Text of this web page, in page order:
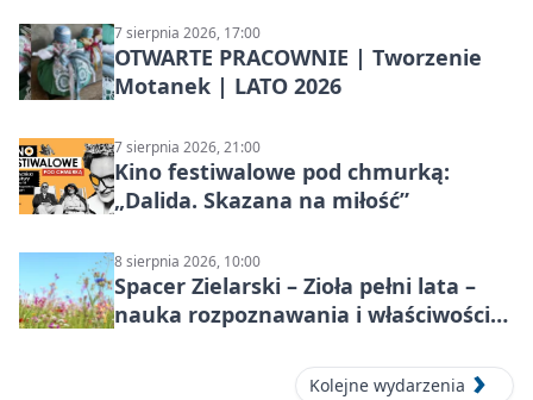
7 sierpnia 2026, 17:00
OTWARTE PRACOWNIE | Tworzenie
Motanek | LATO 2026
7 sierpnia 2026, 21:00
Kino festiwalowe pod chmurką:
„Dalida. Skazana na miłość”
8 sierpnia 2026, 10:00
Spacer Zielarski – Zioła pełni lata –
nauka rozpoznawania i właściwości
Kolejne wydarzenia